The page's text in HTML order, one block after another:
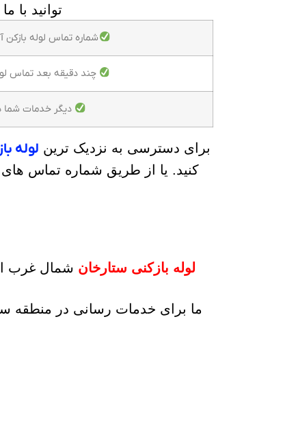
توانید
شماره تماس لوله بازکن
چند دقیقه بعد تماس
دیگر خدمات شما
برای دسترسی به نزدیک ترین لوله
کنید. یا از طریق شماره تماس
لوله بازکنی ستارخان
ما برای خدمات رسانی در منطقه